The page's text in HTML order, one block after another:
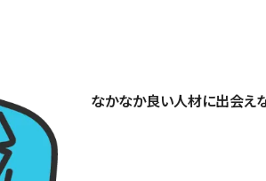
なかなか良い人材に出会え